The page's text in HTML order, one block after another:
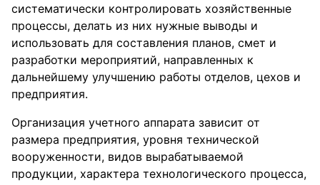
систематически контролировать хозяйственные
процессы, делать из них нужные выводы и
использовать для составления планов, смет и
разработки мероприятий, направленных к
дальнейшему улучшению работы отделов, цехов и
предприятия.
Организация учетного аппарата зависит от
размера предприятия, уровня технической
вооруженности, видов вырабатываемой
продукции, характера технологического процесса,